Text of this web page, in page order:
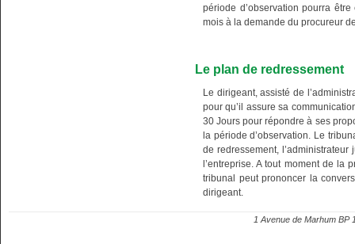
période d’observation pourra
mois à la demande du procureur
Le plan de redressement
Le dirigeant, assisté de
pour qu’il assure sa
30 Jours pour répondre à ses
la période d’observation. Le
de redressement,
l’entreprise. A tout moment de la
tribunal peut prononcer la
dirigeant.
1 Avenue de Marhum BP